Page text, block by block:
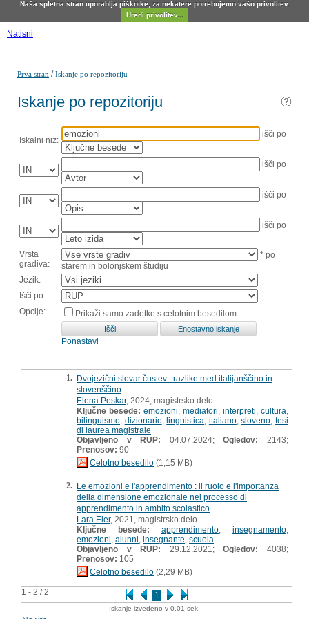
Naša spletna stran uporablja piškotke, za nekatere potrebujemo vašo privolitev.
Uredi privolitev...
Natisni
Prva stran /Iskanje po repozitoriju
Iskanje po repozitoriju
Iskalni niz:
išči po
išči po
išči po
išči po
Vrsta
gradiva:
* po
starem in bolonjskem študiju
Jezik:
Išči po:
Opcije:
Prikaži samo zadetke s celotnim besedilom
Ponastavi
1 - 2 / 2 1
1. Dvojezični slovar čustev : razlike med italijanščino in
slovenščino
Elena Peskar, 2024, magistrsko delo
Ključne besede: emozioni mediatori interpreti cultura
bilinguismo dizionario,linguistica italiano,sloveno ,tesi
di laurea magistrale
Objavljeno v RUP: 04.07.2024;Ogledov:
2143;
Prenosov: 90
Celotno besedilo (1,15 MB)
2. Le emozioni e l'apprendimento : il ruolo e l'importanza
della dimensione emozionale nel processo di
apprendimento in ambito scolastico
Lara Eler, 2021, magistrsko delo
Ključne besede:
apprendimento insegnamento
emozioni alunni insegnante scuola
Objavljeno v RUP: 29.12.2021;Ogledov:
4038;
Prenosov: 105
Celotno besedilo (2,29 MB)
Iskanje izvedeno v 0.01 sek.